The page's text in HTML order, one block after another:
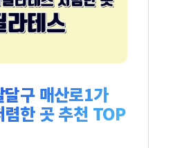
달구 매산로1가
렴한 곳 추천 TOP